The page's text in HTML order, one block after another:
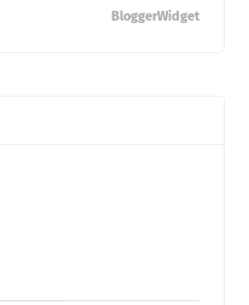
BloggerWidget